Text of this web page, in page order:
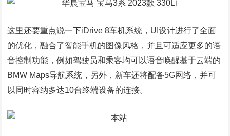
这里还要重点说一下iDrive 8车机系统，UI设计进行了全面
的优化，融合了智能手机的图像风格，并且可适应更多的语
音控制功能，例如驾驶员和乘客均可以语音唤醒基于云端的
BMW Maps导航系统，另外，新车还将配备5G网络，并可
以同时容纳多达10台终端设备的连接。